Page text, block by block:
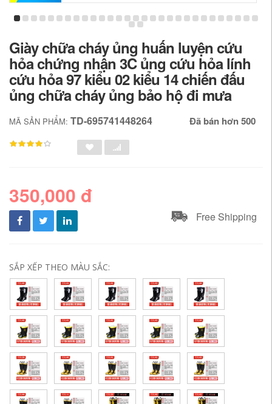
Giày chữa cháy ủng huấn luyện cứu
hỏa chứng nhận 3C ủng cứu hỏa lính
cứu hỏa 97 kiểu 02 kiểu 14 chiến đấu
ủng chữa cháy ủng bảo hộ đi mưa
MÃ SẢN PHẨM: TD-695741448264 Đã bán hơn 500
350,000 đ
Free Shipping
SẮP XẾP THEO MÀU SẮC: